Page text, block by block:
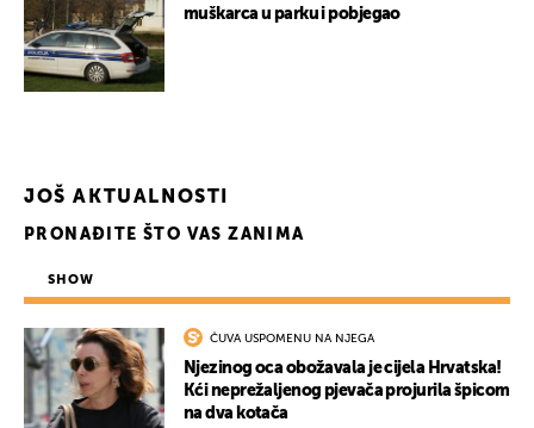
muškarca u parku i pobjegao
JOŠ AKTUALNOSTI
PRONAĐITE ŠTO VAS ZANIMA
SHOW
ČUVA USPOMENU NA NJEGA
Njezinog oca obožavala je cijela Hrvatska!
Kći neprežaljenog pjevača projurila špicom
na dva kotača
UKLJUČITE NOTIFIKACIJE